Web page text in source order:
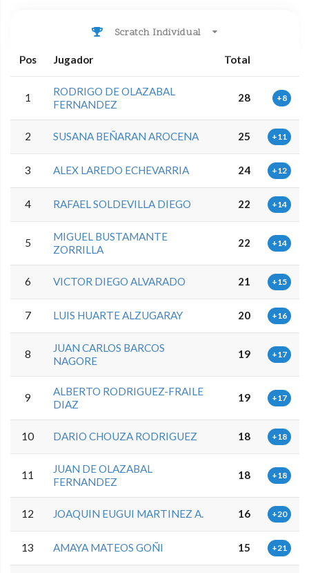
Scratch Individual
Pos Jugador Total
1
RODRIGO DE OLAZABAL
FERNANDEZ
28 +8
2 SUSANA BEÑARAN AROCENA 25 +11
3 ALEX LAREDO ECHEVARRIA 24 +12
4 RAFAEL SOLDEVILLA DIEGO 22 +14
5
MIGUEL BUSTAMANTE
ZORRILLA
22 +14
6 VICTOR DIEGO ALVARADO 21 +15
7 LUIS HUARTE ALZUGARAY 20 +16
8
JUAN CARLOS BARCOS
NAGORE
19 +17
9
ALBERTO RODRIGUEZ-FRAILE
DIAZ
19 +17
10 DARIO CHOUZA RODRIGUEZ 18 +18
11
JUAN DE OLAZABAL
FERNANDEZ
18 +18
12 JOAQUIN EUGUI MARTINEZ A. 16 +20
13 AMAYA MATEOS GOÑI 15 +21